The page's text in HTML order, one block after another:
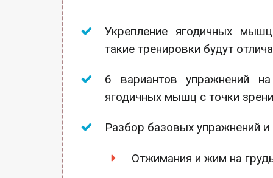
Укрепление ягодичных
такие тренировки будут
6 вариантов упражнений
ягодичных мышц с точки
Разбор базовых упражнений и
Отжимания и жим на